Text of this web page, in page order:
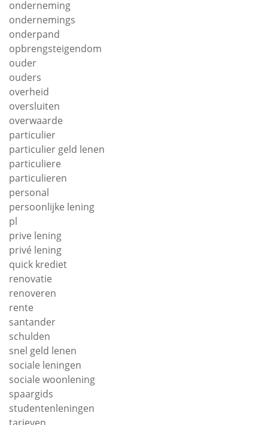
onderneming
ondernemings
onderpand
opbrengsteigendom
ouder
ouders
overheid
oversluiten
overwaarde
particulier
particulier geld lenen
particuliere
particulieren
personal
persoonlijke lening
pl
prive lening
privé lening
quick krediet
renovatie
renoveren
rente
santander
schulden
snel geld lenen
sociale leningen
sociale woonlening
spaargids
studentenleningen